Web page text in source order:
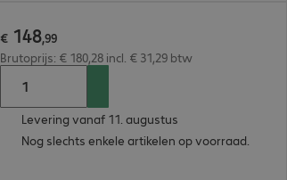
€ 148,99
Brutoprijs: € 180,28 incl. € 31,29 btw
Levering vanaf 11. augustus
Nog slechts enkele artikelen op voorraad.